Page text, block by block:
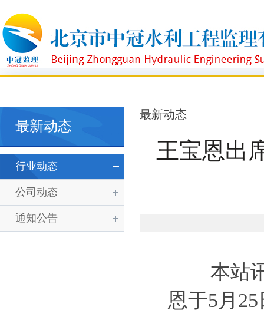
最新动态
行业动态
公司动态
通知公告
最新动态
王宝恩出
本站讯
恩于5月